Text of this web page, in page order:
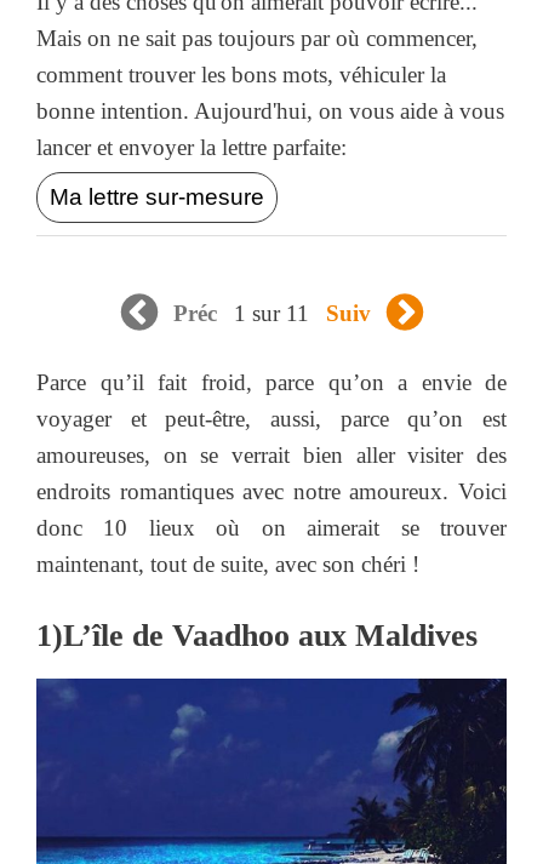
Mais on ne sait pas toujours par où commencer,
comment trouver les bons mots, véhiculer la
bonne intention. Aujourd'hui, on vous aide à vous
lancer et envoyer la lettre parfaite:
Ma lettre sur-mesure
Préc 1 sur 11 Suiv
Parce qu’il fait froid, parce qu’on a envie de
voyager et peut-être, aussi, parce qu’on est
amoureuses, on se verrait bien aller visiter des
endroits romantiques avec notre amoureux. Voici
donc 10 lieux où on aimerait se trouver
maintenant, tout de suite, avec son chéri !
1)L’île de Vaadhoo aux Maldives